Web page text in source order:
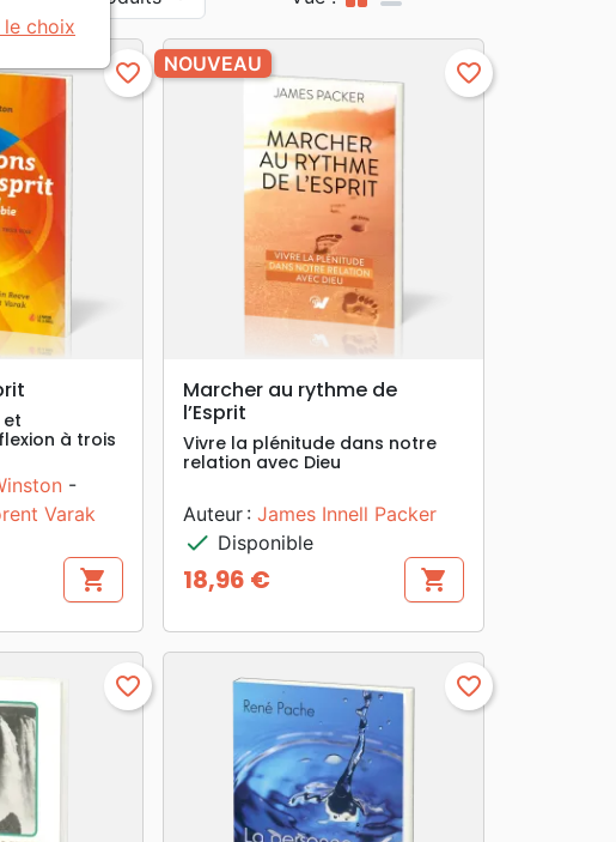
favorite_border
et
à trois
-
Varak
shopping_cart
search APERÇU RAPIDE
NOUVEAU favorite_border
Marcher au rythme de
l’Esprit
Vivre la plénitude dans notre
relation avec Dieu
Auteur : James Innell Packer
check Disponible
Prix
18,96 € shopping_cart
favorite_border favorite_border
le choix